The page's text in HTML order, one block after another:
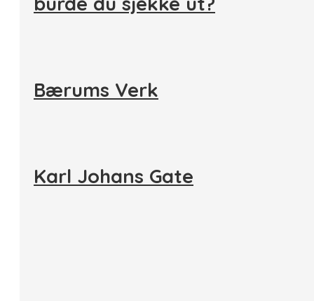
Bærums Verk
Karl Johans Gate